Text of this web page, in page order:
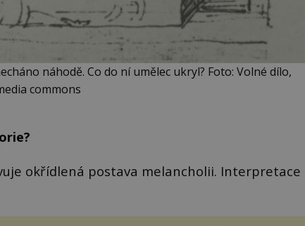
náhodě. Co do ní umělec ukryl? Foto: Volné dílo,
commons
okřídlená postava melancholii. Interpretace